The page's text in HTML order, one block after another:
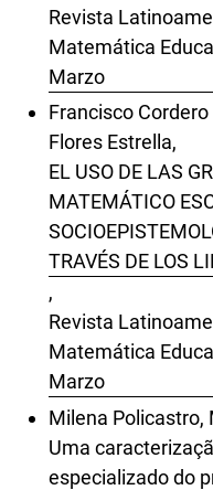
Revista
Matemática
Marzo
Francisco
Flores Estrella,
EL USO DE LAS
MATEMÁTICO
TRAVÉS DE LOS
,
Revista
Matemática
Marzo
Milena Policastro,
Uma
especializado do